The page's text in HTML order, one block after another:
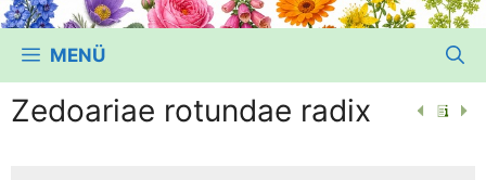
MENÜ
Zedoariae rotundae radix